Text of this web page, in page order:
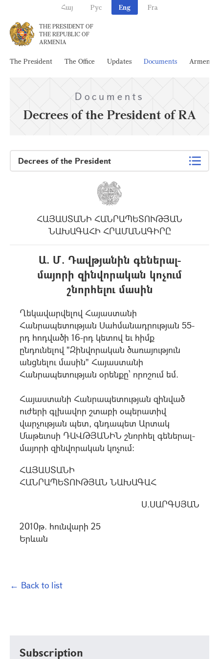
Հայ Рус Eng Fra
THE PRESIDENT OF
THE REPUBLIC OF
ARMENIA
The President The Office Updates Documents Armenia
Documents
Decrees of the President of RA
Decrees of the President
ՀԱՅԱՍՏԱՆԻ ՀԱՆՐԱՊԵՏՈՒԹՅԱՆ
ՆԱԽԱԳԱՀԻ ՀՐԱՄԱՆԱԳԻՐԸ
Ա. Մ. Դավթյանին գեներալ-
մայորի զինվորական կոչում
շնորհելու մասին
Ղեկավարվելով Հայաստանի
Հանրապետության Սահմանադրության 55-
րդ հոդվածի 16-րդ կետով եւ հիմք
ընդունելով "Զինվորական ծառայություն
անցնելու մասին" Հայաստանի
Հանրապետության օրենքը` որոշում եմ.
Հայաստանի Հանրապետության զինված
ուժերի գլխավոր շտաբի օպերատիվ
վարչության պետ, գնդապետ Արտակ
Մաթեւոսի ԴԱՎԹՅԱՆԻՆ շնորհել գեներալ-
մայորի զինվորական կոչում:
ՀԱՅԱՍՏԱՆԻ
ՀԱՆՐԱՊԵՏՈՒԹՅԱՆ ՆԱԽԱԳԱՀ
Ս.ՍԱՐԳՍՅԱՆ
2010թ. հունվարի 25
Երևան
← Back to list
Subscription